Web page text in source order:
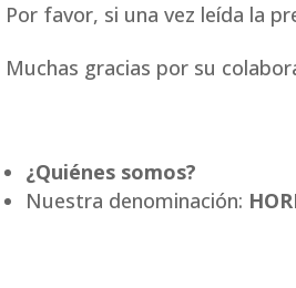
Por favor, si una vez leída la
Muchas gracias por su
¿Quiénes somos?
Nuestra denominación: